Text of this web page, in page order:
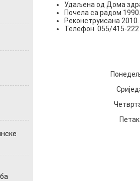
Удаљена од Дома
Почела са радом
Реконструисана
Телефон 055/415-222